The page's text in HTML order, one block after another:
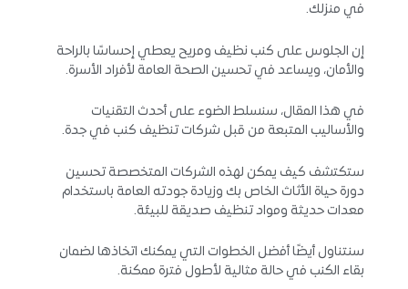
في منزلك.
إن الجلوس على كنب نظيف ومريح يعطي إحساسًا بالراحة
والأمان، ويساعد في تحسين الصحة العامة لأفراد الأسرة.
في هذا المقال، سنسلط الضوء على أحدث التقنيات
والأساليب المتبعة من قبل شركات تنظيف كنب في جدة.
ستكتشف كيف يمكن لهذه الشركات المتخصصة تحسين
دورة حياة الأثاث الخاص بك وزيادة جودته العامة باستخدام
معدات حديثة ومواد تنظيف صديقة للبيئة.
سنتناول أيضًا أفضل الخطوات التي يمكنك اتخاذها لضمان
بقاء الكنب في حالة مثالية لأطول فترة ممكنة.